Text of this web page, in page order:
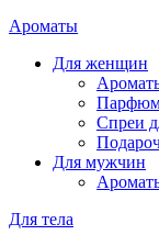
Ароматы
Для женщин
Спреи
Для мужчин
Для тела